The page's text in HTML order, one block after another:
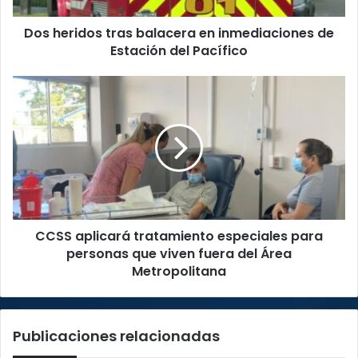
del
Pacífico
Dos heridos tras balacera en inmediaciones de
Estación del Pacífico
CCSS
aplicará
tratamiento
especiales
para
personas
que
viven
fuera
CCSS aplicará tratamiento especiales para
personas que viven fuera del Área
Metropolitana
Publicaciones relacionadas